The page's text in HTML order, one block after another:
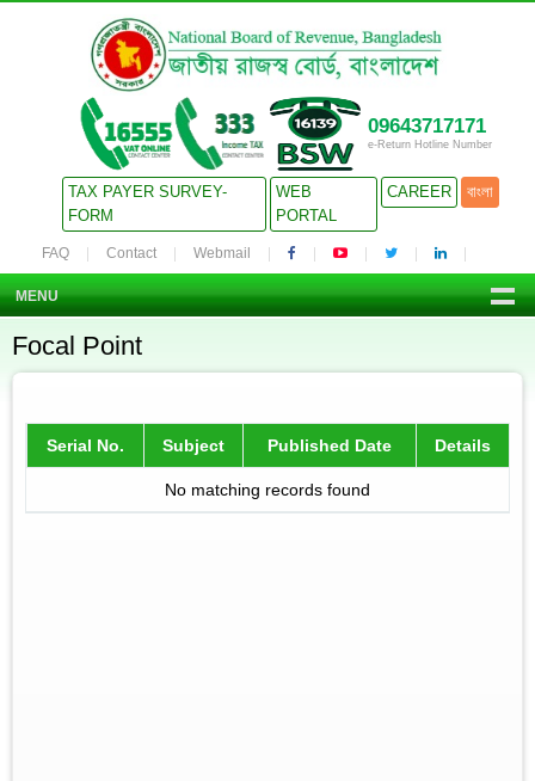
09643717171
e-Return Hotline Number
TAX PAYER SURVEY-
FORM
WEB
PORTAL
CAREER বাংলা
FAQ Contact Webmail
MENU
Focal Point
Serial No. Subject Published Date Details
No matching records found